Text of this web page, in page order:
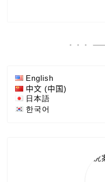
English
中文 (中国)
日本語
한국어